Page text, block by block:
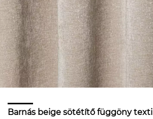
Barnás beige sötétítő függöny textil